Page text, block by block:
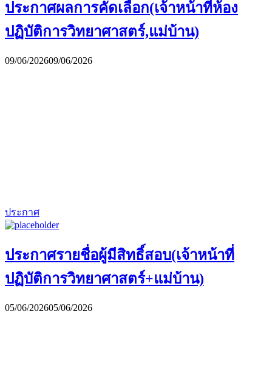
ประกาศผลการคัดเลือก(เจ้าหน้าที่ห้อง
ปฏิบัติการวิทยาศาสตร์,แม่บ้าน)
09/06/202609/06/2026
ประกาศ
ประกาศรายชื่อผู้มีสิทธิ์สอบ(เจ้าหน้าที่
ปฏิบัติการวิทยาศาสตร์+แม่บ้าน)
05/06/202605/06/2026